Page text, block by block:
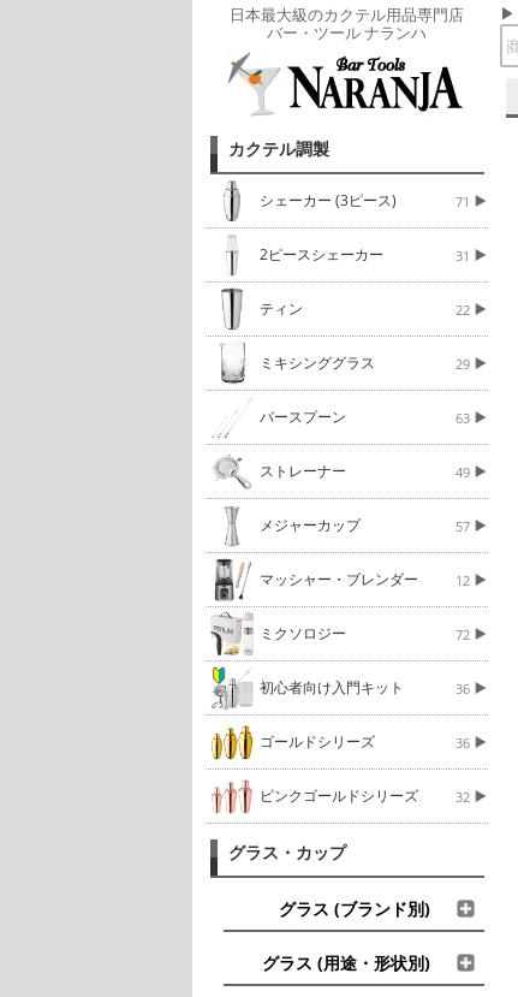
日本最大級のカクテル用品専門店
バー・ツール ナランハ
カクテル調製
シェーカー (3ピース) 71
2ピースシェーカー 31
ティン 22
ミキシンググラス 29
バースプーン 63
ストレーナー 49
メジャーカップ 57
マッシャー・ブレンダー 12
ミクソロジー 72
初心者向け入門キット 36
ゴールドシリーズ 36
ピンクゴールドシリーズ 32
グラス・カップ
グラス (ブランド別)
グラス (用途・形状別)